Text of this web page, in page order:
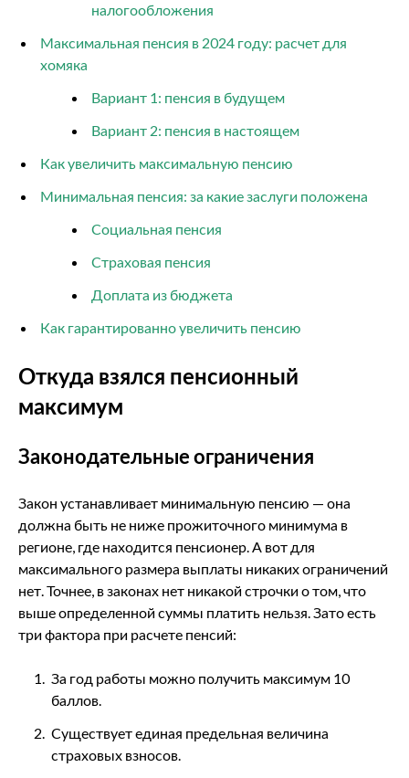
налогообложения
Максимальная пенсия в 2024 году: расчет для
хомяка
Вариант 1: пенсия в будущем
Вариант 2: пенсия в настоящем
Как увеличить максимальную пенсию
Минимальная пенсия: за какие заслуги положена
Социальная пенсия
Страховая пенсия
Доплата из бюджета
Как гарантированно увеличить пенсию
Откуда взялся пенсионный
максимум
Законодательные ограничения
Закон устанавливает минимальную пенсию — она
должна быть не ниже прожиточного минимума в
регионе, где находится пенсионер. А вот для
максимального размера выплаты никаких ограничений
нет. Точнее, в законах нет никакой строчки о том, что
выше определенной суммы платить нельзя. Зато есть
три фактора при расчете пенсий:
За год работы можно получить максимум 10
баллов.
Существует единая предельная величина
страховых взносов.